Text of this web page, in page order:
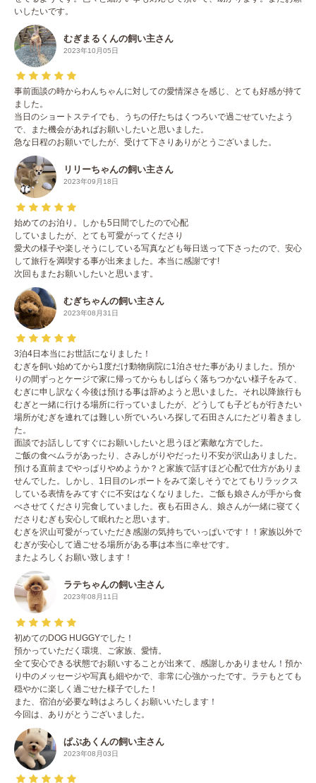
いしたいです。
むぎまるくんの飼い主さん
2023年10月05日
事前面談の時からわんちゃんに対しての愛情深さを感じ、とても好感が持て
ました。
当日のショートステイでも、うちの仔たちはくつろいで過ごせていたよう
で、また機会があればお願いしたいと思いました。
急な日程のお願いでしたが、受けて下さりありがとうございました。
リリーちゃんの飼い主さん
2023年09月18日
始めてのお泊り。しかも5日間でしたので心配
していましたが、とても可愛がってくださり
愛犬の様子や楽しそうにしている写真なども毎日送って下さったので、安心
して旅行を満喫する事が出来ました。本当に感謝です!
次回もまたお願いしたいと思います。
むぎちゃんの飼い主さん
2023年08月31日
3泊4日本当にお世話になりました！
むぎを飼い始めてから1度だけ動物病院に1泊させた事がありました。預か
りの間ずっとケージで家に帰ってからもしばらく落ちつかない様子をみて、
むぎに申し訳なく今後は預ける事は辞めようと思いました。それ以降旅行も
むぎと一緒に行ける場所に行っていましたが、どうしても子どもが行きたい
場所がむぎを連れては難しい所でいろいろ探して石田さんにたどり着きまし
た。
面談でお話ししてすぐにお願いしたいと思うほど素敵な方でした。
ご飯の食べムラがあったり、さみしがりやだったり不安が沢山ありました。
預ける直前までやっぱりやめようか？と家族で話すほど心配で仕方がありま
せんでした。しかし、1日目のレポートをみて楽しそうでとてもリラックス
している表情をみてすぐに不安はなくなりました。ご飯も娘さんが手から食
べさせてくださり完食していました。夜も石田さん、娘さんが一緒に寝てく
ださりむぎも安心して眠れたと思います。
むぎを沢山可愛がっていただき感謝の気持ちでいっぱいです！！家族以外で
むぎが安心して過ごせる場所がある事は本当に幸せです。
またよろしくお願い致します！
ラテちゃんの飼い主さん
2023年08月11日
初めてのDOG HUGGYでした！
預かっていただく環境、ご家族、愛情。
全て安心できる状態でお願いすることが出来て、感謝しかありません！預か
り中のメッセージや写真も細やかで、非常に心強かったです。ラテもとても
穏やかに楽しく過ごせた様子でした！
また、宿泊が必要な時はよろしくお願いいたします！
今回は、ありがとうございました。
ぱぷあくんの飼い主さん
2023年08月03日